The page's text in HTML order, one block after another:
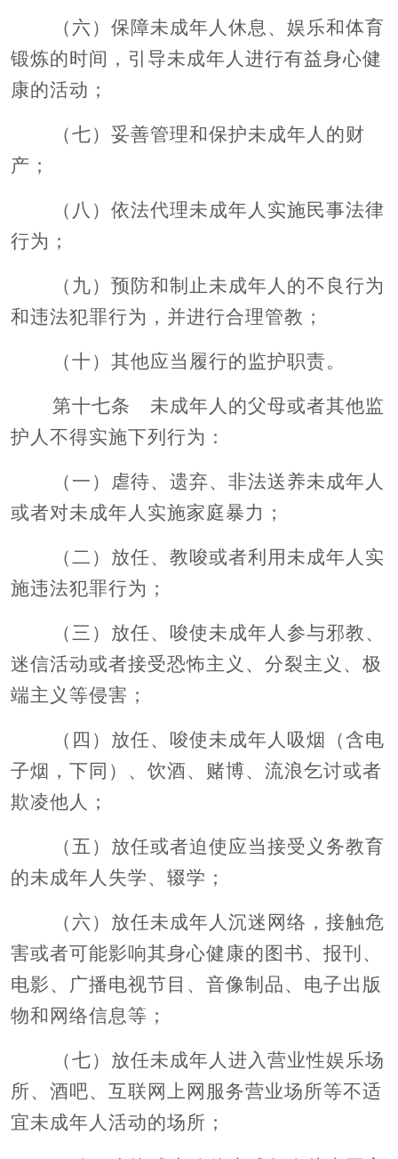
（六）保障未成年人休息、娱乐和体育
锻炼的时间，引导未成年人进行有益身心健
康的活动；
（七）妥善管理和保护未成年人的财
产；
（八）依法代理未成年人实施民事法律
行为；
（九）预防和制止未成年人的不良行为
和违法犯罪行为，并进行合理管教；
（十）其他应当履行的监护职责。
第十七条 未成年人的父母或者其他监
护人不得实施下列行为：
（一）虐待、遗弃、非法送养未成年人
或者对未成年人实施家庭暴力；
（二）放任、教唆或者利用未成年人实
施违法犯罪行为；
（三）放任、唆使未成年人参与邪教、
迷信活动或者接受恐怖主义、分裂主义、极
端主义等侵害；
（四）放任、唆使未成年人吸烟（含电
子烟，下同）、饮酒、赌博、流浪乞讨或者
欺凌他人；
（五）放任或者迫使应当接受义务教育
的未成年人失学、辍学；
（六）放任未成年人沉迷网络，接触危
害或者可能影响其身心健康的图书、报刊、
电影、广播电视节目、音像制品、电子出版
物和网络信息等；
（七）放任未成年人进入营业性娱乐场
所、酒吧、互联网上网服务营业场所等不适
宜未成年人活动的场所；